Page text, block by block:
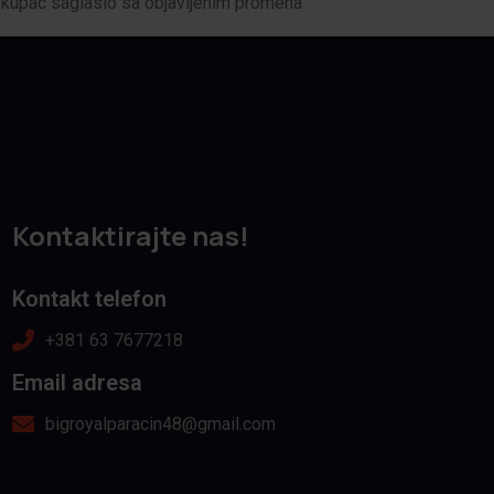
Kontaktirajte nas!
Kontakt telefon
+381 63 7677218
Email adresa
bigroyalparacin48@gmail.com